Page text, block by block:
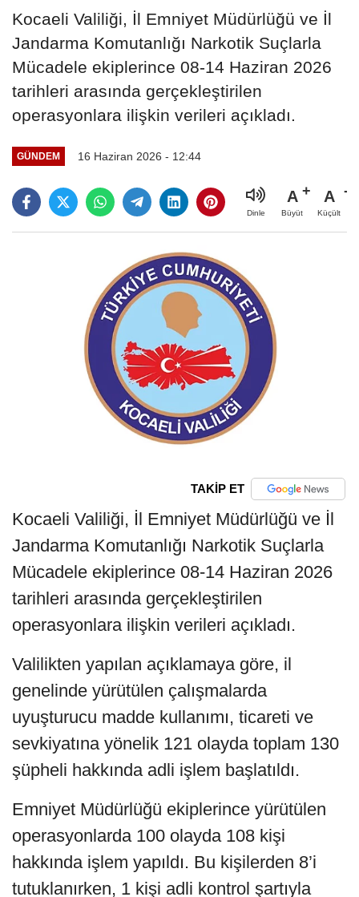
Kocaeli Valiliği, İl Emniyet Müdürlüğü ve İl
Jandarma Komutanlığı Narkotik Suçlarla
Mücadele ekiplerince 08-14 Haziran 2026
tarihleri arasında gerçekleştirilen
operasyonlara ilişkin verileri açıkladı.
GÜNDEM 16 Haziran 2026 - 12:44
Dinle
A
Büyüt
A
Küçült
TAKİP ET
Kocaeli Valiliği, İl Emniyet Müdürlüğü ve İl
Jandarma Komutanlığı Narkotik Suçlarla
Mücadele ekiplerince 08-14 Haziran 2026
tarihleri arasında gerçekleştirilen
operasyonlara ilişkin verileri açıkladı.
Valilikten yapılan açıklamaya göre, il
genelinde yürütülen çalışmalarda
uyuşturucu madde kullanımı, ticareti ve
sevkiyatına yönelik 121 olayda toplam 130
şüpheli hakkında adli işlem başlatıldı.
Emniyet Müdürlüğü ekiplerince yürütülen
operasyonlarda 100 olayda 108 kişi
hakkında işlem yapıldı. Bu kişilerden 8’i
tutuklanırken, 1 kişi adli kontrol şartıyla